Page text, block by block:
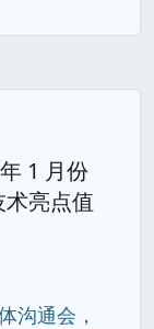
1 月份
亮点值
沟通会，